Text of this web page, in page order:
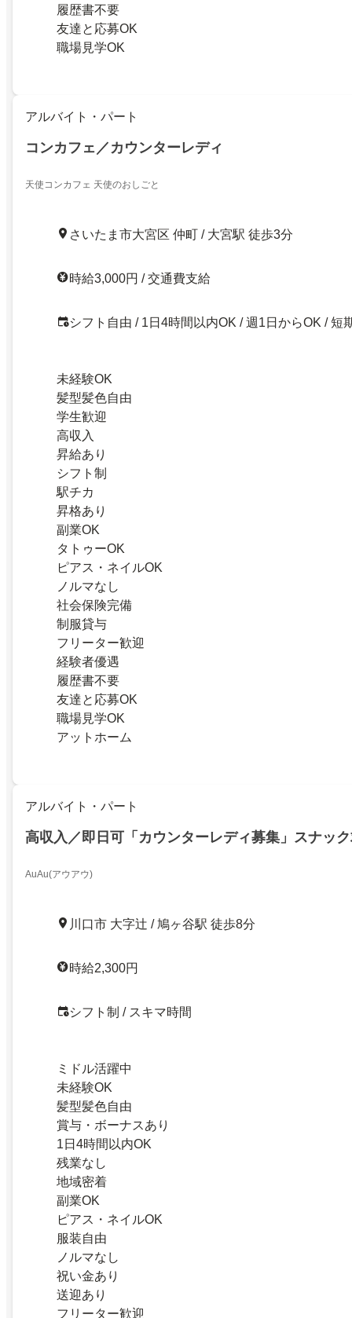
履歴書不要
友達と応募OK
職場見学OK
アルバイト・パート
コンカフェ／カウンターレディ
天使コンカフェ 天使のおしごと
さいたま市大宮区 仲町 / 大宮駅 徒歩3分
時給3,000円 / 交通費支給
シフト自由 / 1日4時間以内OK / 週1日からOK / 短
未経験OK
髪型髪色自由
学生歓迎
高収入
昇給あり
シフト制
駅チカ
昇格あり
副業OK
タトゥーOK
ピアス・ネイルOK
ノルマなし
社会保険完備
制服貸与
フリーター歓迎
経験者優遇
履歴書不要
友達と応募OK
職場見学OK
アットホーム
アルバイト・パート
高収入／即日可「カウンターレディ募集」スナッ
AuAu(アウアウ)
川口市 大字辻 / 鳩ヶ谷駅 徒歩8分
時給2,300円
シフト制 / スキマ時間
ミドル活躍中
未経験OK
髪型髪色自由
賞与・ボーナスあり
1日4時間以内OK
残業なし
地域密着
副業OK
ピアス・ネイルOK
服装自由
ノルマなし
祝い金あり
送迎あり
フリーター歓迎